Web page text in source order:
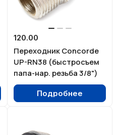
120.00
Переходник Concorde
UP-RN38 (быстросъем
папа-нар. резьба 3/8")
Подробнее